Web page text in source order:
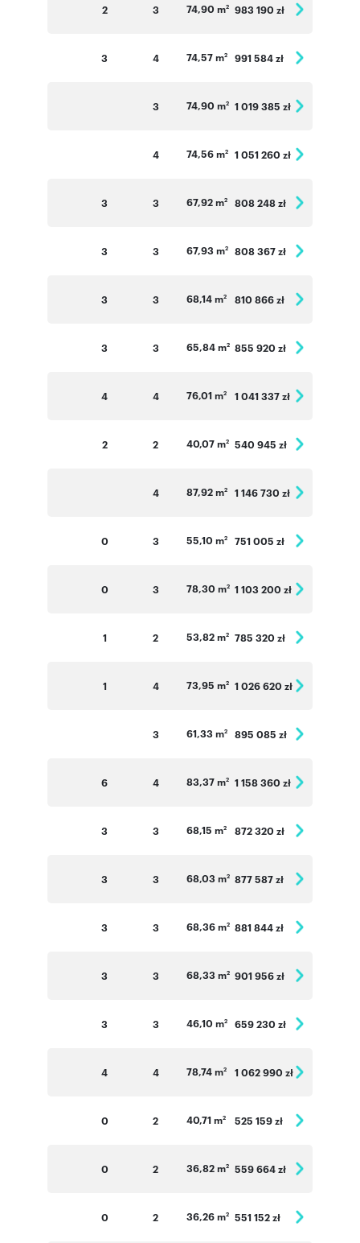
2 3 74,90 m2 983 190 zł
3 4 74,57 m2 991 584 zł
3 74,90 m2 1 019 385 zł
4 74,56 m2 1 051 260 zł
3 3 67,92 m2 808 248 zł
3 3 67,93 m2 808 367 zł
3 3 68,14 m2 810 866 zł
3 3 65,84 m2 855 920 zł
4 4 76,01 m2 1 041 337 zł
2 2 40,07 m2 540 945 zł
4 87,92 m2 1 146 730 zł
0 3 55,10 m2 751 005 zł
0 3 78,30 m2 1 103 200 zł
1 2 53,82 m2 785 320 zł
1 4 73,95 m2 1 026 620 zł
3 61,33 m2 895 085 zł
6 4 83,37 m2 1 158 360 zł
3 3 68,15 m2 872 320 zł
3 3 68,03 m2 877 587 zł
3 3 68,36 m2 881 844 zł
3 3 68,33 m2 901 956 zł
3 3 46,10 m2 659 230 zł
4 4 78,74 m2 1 062 990 zł
0 2 40,71 m2 525 159 zł
0 2 36,82 m2 559 664 zł
0 2 36,26 m2 551 152 zł